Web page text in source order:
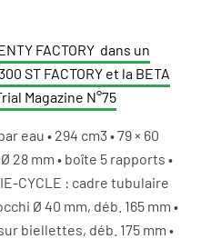
FACTORY dans un
ST FACTORY et la BETA
Magazine N°75
eau • 294 cm3 • 79 × 60
28 mm • boîte 5 rapports •
CYCLE : cadre tubulaire
Ø 40 mm, déb. 165 mm •
biellettes, déb. 175 mm •